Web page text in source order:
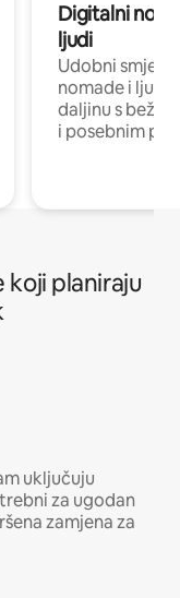
Digitalni
ljudi
Udobni
nomade i ljude
daljinu s
i posebnim
koji planiraju
uključuju
za ugodan
zamjena za